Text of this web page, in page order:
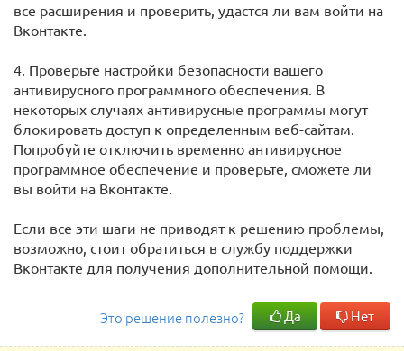
все расширения и проверить, удастся ли вам войти на
Вконтакте.
4. Проверьте настройки безопасности вашего
антивирусного программного обеспечения. В
некоторых случаях антивирусные программы могут
блокировать доступ к определенным веб-сайтам.
Попробуйте отключить временно антивирусное
программное обеспечение и проверьте, сможете ли
вы войти на Вконтакте.
Если все эти шаги не приводят к решению проблемы,
возможно, стоит обратиться в службу поддержки
Вконтакте для получения дополнительной помощи.
Это решение полезно? Да Нет